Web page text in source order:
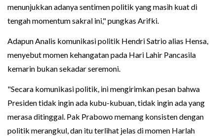
menunjukkan adanya sentimen politik yang masih kuat di
tengah momentum sakral ini," pungkas Arifki.
Adapun Analis komunikasi politik Hendri Satrio alias Hensa,
menyebut momen kehangatan pada Hari Lahir Pancasila
kemarin bukan sekadar seremoni.
"Secara komunikasi politik, ini mengirimkan pesan bahwa
Presiden tidak ingin ada kubu-kubuan, tidak ingin ada yang
merasa ditinggal. Pak Prabowo memang konsisten dengan
politik merangkul, dan itu terlihat jelas di momen Harlah